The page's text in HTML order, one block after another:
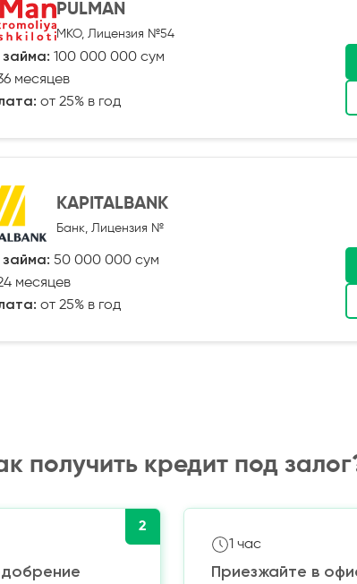
PULMAN
МКО, Лицензия №54
100 000 000 сум
месяцев
от 25% в год
KAPITALBANK
Банк, Лицензия №
50 000 000 сум
месяцев
от 25% в год
получить кредит под
2
1 час
Приезжайте в